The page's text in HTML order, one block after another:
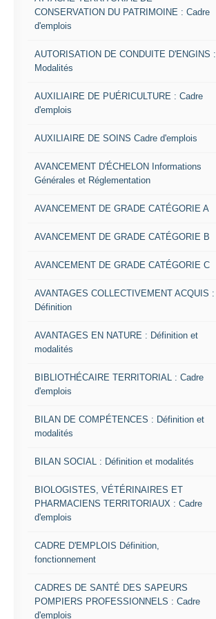
CONSERVATION DU PATRIMOINE : Cadre
d'emplois
AUTORISATION DE CONDUITE D'ENGINS :
Modalités
AUXILIAIRE DE PUÉRICULTURE : Cadre
d'emplois
AUXILIAIRE DE SOINS Cadre d'emplois
AVANCEMENT D'ÉCHELON Informations
Générales et Réglementation
AVANCEMENT DE GRADE CATÉGORIE A
AVANCEMENT DE GRADE CATÉGORIE B
AVANCEMENT DE GRADE CATÉGORIE C
AVANTAGES COLLECTIVEMENT ACQUIS :
Définition
AVANTAGES EN NATURE : Définition et
modalités
BIBLIOTHÉCAIRE TERRITORIAL : Cadre
d'emplois
BILAN DE COMPÉTENCES : Définition et
modalités
BILAN SOCIAL : Définition et modalités
BIOLOGISTES, VÉTÉRINAIRES ET
PHARMACIENS TERRITORIAUX : Cadre
d'emplois
CADRE D'EMPLOIS Définition,
fonctionnement
CADRES DE SANTÉ DES SAPEURS
POMPIERS PROFESSIONNELS : Cadre
d'emplois